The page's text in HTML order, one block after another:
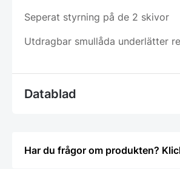
Seperat styrning på de 2 skivor
Utdragbar smullåda underlätter
Datablad
Har du frågor om produkten?